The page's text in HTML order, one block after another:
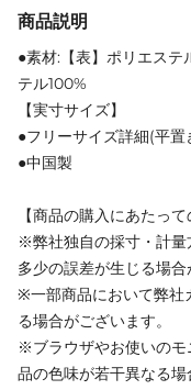
商品説明
●素材:【表】ポリエステ
テル100%
【実寸サイズ】
●フリーサイズ詳細(平
●中国製
【商品の購入にあたって
※弊社独自の採寸・計量
多少の誤差が生じる場合
※一部商品において弊社
る場合がございます。
※ブラウザやお使いのモ
品の色味が若干異なる場